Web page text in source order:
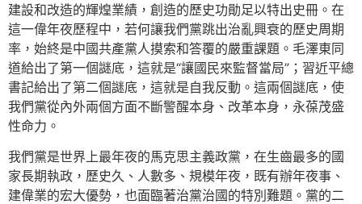
建設和改造的輝煌業績，創造的歷史功勛足以特出史冊。在
這一偉年夜歷程中，若何讓我們黨跳出治亂興衰的歷史周期
率，始終是中國共產黨人摸索和答覆的嚴重課題。毛澤東同
道給出了第一個謎底，這就是“讓國民來監督當局”；習近平總
書記給出了第二個謎底，這就是自我反動。這兩個謎底，使
我們黨從內外兩個方面不斷警醒本身、改革本身，永葆茂盛
性命力。
我們黨是世界上最年夜的馬克思主義政黨，在生齒最多的國
家長期執政，歷史久、人數多、規模年夜，既有辦年夜事、
建偉業的宏大優勢，也面臨著治黨治國的特別難題。黨的二